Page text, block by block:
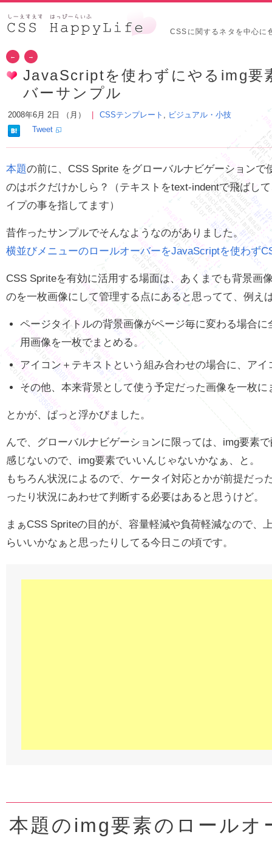
CSSに関するネタを中心に
← →
JavaScriptを使わずにやるimg要
バーサンプル
2008年6月 2日 （月） CSSテンプレート , ビジュアル・小技
Tweet
本題の前に、CSS Sprite をグローバルナビゲーションで
のはボクだけかしら？（テキストをtext-indentで飛ばし
イプの事を指してます）
昔作ったサンプルでそんなようなのがありました。
横並びメニューのロールオーバーをJavaScriptを使わず
CSS Spriteを有効に活用する場面は、あくまでも背景画
のを一枚画像にして管理する点にあると思ってて、例え
ページタイトルの背景画像がページ毎に変わる場合
用画像を一枚でまとめる。
アイコン＋テキストという組み合わせの場合に、ア
その他、本来背景として使う予定だった画像を一枚に
とかが、ぱっと浮かびました。
んで、グローバルナビゲーションに限っては、img要素
感じないので、img要素でいいんじゃないかなぁ、と。
もちろん状況によるので、ケータイ対応とかが前提だっ
ったり状況にあわせて判断する必要はあると思うけど。
まぁCSS Spriteの目的が、容量軽減や負荷軽減なので、
らいいかなぁと思ったりしてる今日この頃です。
本題のimg要素のロールオ